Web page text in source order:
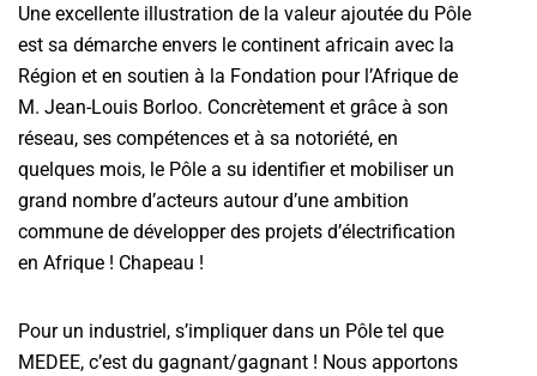
Une excellente illustration de la valeur ajoutée du Pôle
est sa démarche envers le continent africain avec la
Région et en soutien à la Fondation pour l’Afrique de
M. Jean-Louis Borloo. Concrètement et grâce à son
réseau, ses compétences et à sa notoriété, en
quelques mois, le Pôle a su identifier et mobiliser un
grand nombre d’acteurs autour d’une ambition
commune de développer des projets d’électrification
en Afrique ! Chapeau !
Pour un industriel, s’impliquer dans un Pôle tel que
MEDEE, c’est du gagnant/gagnant ! Nous apportons